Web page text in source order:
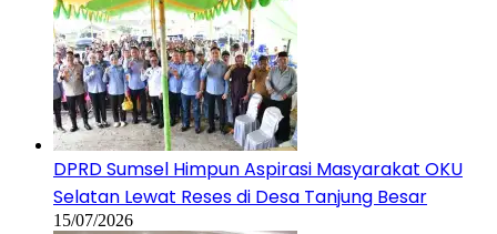
DPRD Sumsel Himpun Aspirasi Masyarakat OKU
Selatan Lewat Reses di Desa Tanjung Besar
15/07/2026